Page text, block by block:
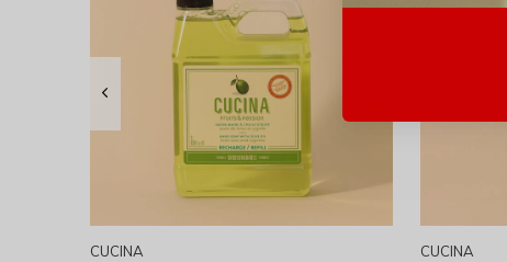
CUCINA CUCINA